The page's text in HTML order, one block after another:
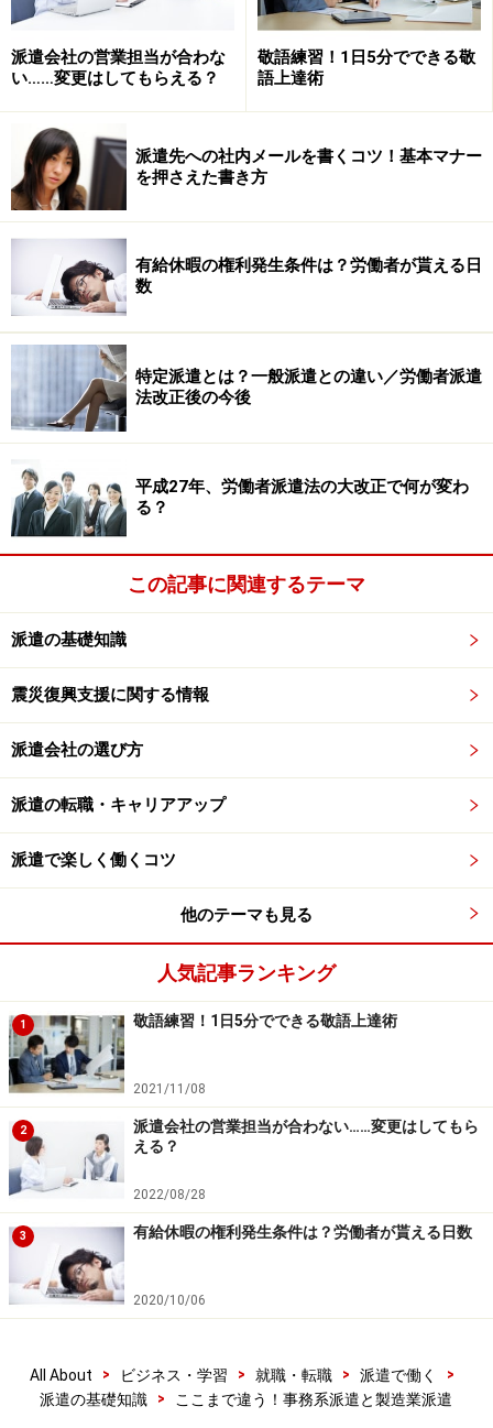
事では、怪我のリスクが高く労災の発生率が高い一方
で、電車で通勤しデスクワークを行う事務系派遣では、
製造業派遣ほどには怪我にあう確率は高くありません。
製造業派遣を中心に保険加入率が問題視されたのもこの
ような事情があります。
派遣会社からの派遣形態も、職場に1人、2人というアシ
スタントのポジションに複数の派遣会社が競合する事務
系派遣に対し、製造業派遣では「来週、急に増産が決ま
ったので検品作業に30人来てほしい」というオーダー
に、派遣会社はできるだけたくさん自社からスタッフを
派遣しようとします。さらに人数が多い場合は、派遣ス
タッフをとりまとめるリーダーも派遣する。事務系派遣
でも、コールセンターなど集団で派遣される仕事ではリ
す。
とが求められる事務系派遣に対し、タスクを確実に、正
確に実施することが求められる製造業派遣。前者が、業
務経験などに加えコミュニケーション能力が要求される
のに対し、後者は、コミュニケーション力以上に、期日
までに正確に業務をこなすなど、経験に裏付けられた確
動性が重視されるという特徴があります。
次ページ では、リーマンショックの影響について。
い。
派遣会社の営業担当が合わな
い……変更はしてもらえる？
敬語練習！1日5分でできる敬
語上達術
派遣先への社内メールを書くコツ！基本マナー
を押さえた書き方
有給休暇の権利発生条件は？労働者が貰える日
数
特定派遣とは？一般派遣との違い／労働者派遣
法改正後の今後
平成27年、労働者派遣法の大改正で何が変わ
る？
この記事に関連するテーマ
派遣の基礎知識
震災復興支援に関する情報
派遣会社の選び方
派遣の転職・キャリアアップ
派遣で楽しく働くコツ
他のテーマも見る
人気記事ランキング
1 敬語練習！1日5分でできる敬語上達術
2021/11/08
2
派遣会社の営業担当が合わない……変更はしてもら
える？
2022/08/28
3 有給休暇の権利発生条件は？労働者が貰える日数
2020/10/06
All About > ビジネス・学習 > 就職・転職 > 派遣で働く
>
派遣の基礎知識
> ここまで違う！事務系派遣と製造業派遣